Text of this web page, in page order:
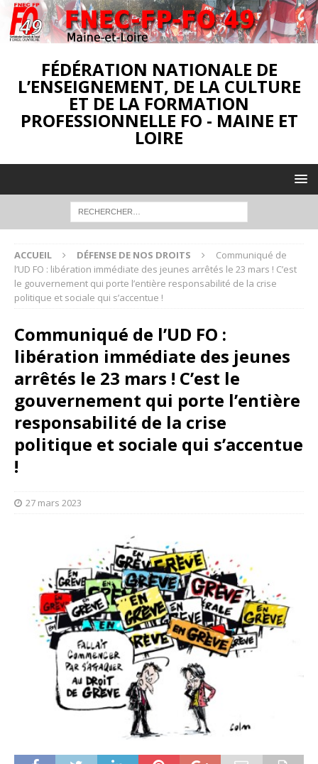
FÉDÉRATION NATIONALE DE
L’ENSEIGNEMENT, DE LA CULTURE
ET DE LA FORMATION
PROFESSIONNELLE FO - MAINE ET
LOIRE
ACCUEIL DÉFENSE DE NOS DROITS
Communiqué de
l’UD FO : libération immédiate des jeunes arrêtés le 23 mars ! C’est
le gouvernement qui porte l’entière responsabilité de la crise
politique et sociale qui s’accentue !
Communiqué de l’UD FO :
libération immédiate des jeunes
arrêtés le 23 mars ! C’est le
gouvernement qui porte l’entière
responsabilité de la crise
politique et sociale qui s’accentue
!
27 mars 2023